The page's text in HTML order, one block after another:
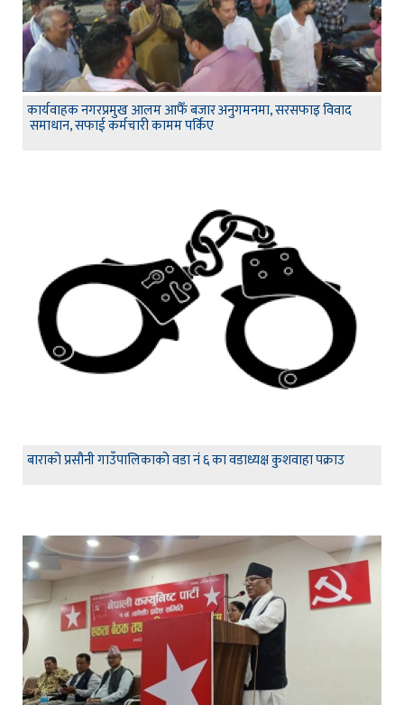
कार्यवाहक नगरप्रमुख आलम आफैँ बजार अनुगमनमा, सरसफाइ विवाद
समाधान, सफाई कर्मचारी कामम पर्किए
बाराको प्रसौनी गाउँपालिकाको वडा नं ६ का वडाध्यक्ष कुशवाहा पक्राउ